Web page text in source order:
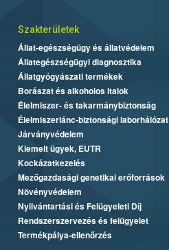
Szakterületek
Állat-egészségügy és állatvédelem
Állategészségügyi diagnosztika
Állatgyógyászati termékek
Borászat és alkoholos italok
Élelmiszer- és takarmánybiztonság
Élelmiszerlánc-biztonsági laborhálózat
Járványvédelem
Kiemelt ügyek, EUTR
Kockázatkezelés
Mezőgazdasági genetikai erőforrások
Növényvédelem
Nyilvántartási és Felügyeleti Díj
Rendszerszervezés és felügyelet
Termékpálya-ellenőrzés